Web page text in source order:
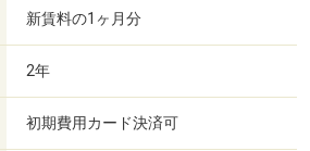
新賃料の1ヶ月分
2年
初期費用カード決済可